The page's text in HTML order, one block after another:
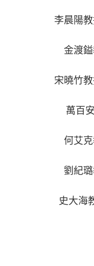
李晨陽
金渡
宋曉竹
萬百
何艾
劉紀
史大海